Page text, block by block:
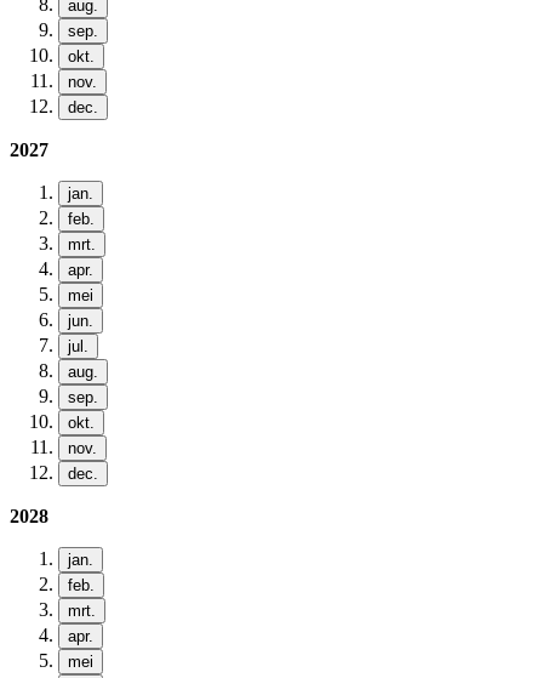
aug.
sep.
okt.
nov.
dec.
2027
jan.
feb.
mrt.
apr.
mei
jun.
jul.
aug.
sep.
okt.
nov.
dec.
2028
jan.
feb.
mrt.
apr.
mei